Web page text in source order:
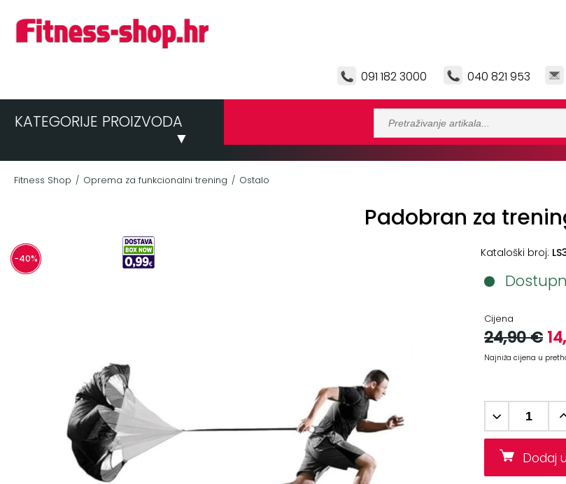
091 182 3000 040 821 953
KATEGORIJE PROIZVODA
▼
Fitness Shop / Oprema za funkcionalni trening / Ostalo
Padobran za
-40% Kataloški broj:
Cijena
24,90 €
Najniža cijena u
Dodaj